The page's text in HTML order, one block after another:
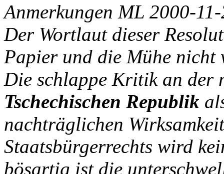
Anmerkungen ML 2000-
Der Wortlaut dieser
Papier und die Mühe
Die schlappe Kritik an der
Tschechischen Republik
nachträglichen
Staatsbürgerrechts wird
bösartig ist die